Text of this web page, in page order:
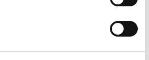
unos implantes dentales con
unos dientes que
recuperar al paciente su
y estética pérdida.